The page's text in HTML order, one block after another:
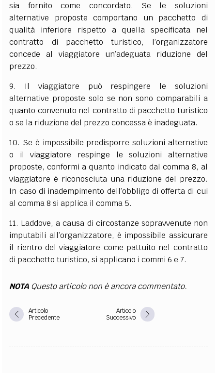
sia fornito come concordato. Se le soluzioni
alternative proposte comportano un pacchetto di
qualità inferiore rispetto a quella specificata nel
contratto di pacchetto turistico, l’organizzatore
concede al viaggiatore un’adeguata riduzione del
prezzo.
9. Il viaggiatore può respingere le soluzioni
alternative proposte solo se non sono comparabili a
quanto convenuto nel contratto di pacchetto turistico
o se la riduzione del prezzo concessa è inadeguata.
10. Se è impossibile predisporre soluzioni alternative
o il viaggiatore respinge le soluzioni alternative
proposte, conformi a quanto indicato dal comma 8, al
viaggiatore è riconosciuta una riduzione del prezzo.
In caso di inadempimento dell’obbligo di offerta di cui
al comma 8 si applica il comma 5.
11. Laddove, a causa di circostanze sopravvenute non
imputabili all’organizzatore, è impossibile assicurare
il rientro del viaggiatore come pattuito nel contratto
di pacchetto turistico, si applicano i commi 6 e 7.
NOTA Questo articolo non è ancora commentato.
Articolo
Precedente
Articolo
Successivo